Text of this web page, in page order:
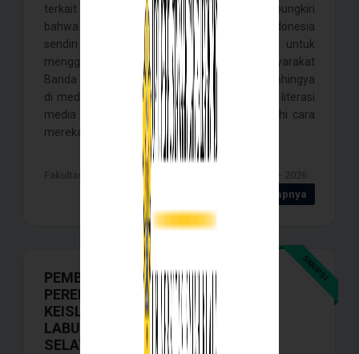
terkait etnis Rohingya. Namun tak dapat dipungkiri
bahwa penyebaran informasi negatif di Indonesia
sendiri cukup tinggi. Penelitian ini bertujuan untuk
menggambarkan bagaimana resepsi masyarakat
Banda Aceh terhadap narasi negatif etnis Rohingya
di media sosial, sekaligus melihat bagaimana literasi
media yang dimiliki masyarakat memengaruhi cara
mereka memaknai narasi . . . .
Fakultas Ilmu Sosial dan ilmu Politik , Banda Aceh - 2026
Detail Selengkapnya
SKRIPSI
PEMBENTUKAN MAKNA KHITANAN
PEREMPUAN SEBAGAI TANDA
KEISLAMAN DI KECAMATAN
LABUHANHAJI KABUPATEN ACEH
SELATAN